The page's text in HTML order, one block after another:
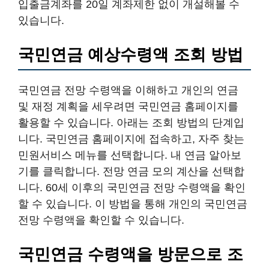
입출금계좌를 20일 계좌제한 없이 개설해볼 수
있습니다.
국민연금 예상수령액 조회 방법
국민연금 전망 수령액을 이해하고 개인의 연금
및 재정 계획을 세우려면 국민연금 홈페이지를
활용할 수 있습니다. 아래는 조회 방법의 단계입
니다. 국민연금 홈페이지에 접속하고, 자주 찾는
민원서비스 메뉴를 선택합니다. 내 연금 알아보
기를 클릭합니다. 전망 연금 모의 계산을 선택합
니다. 60세 이후의 국민연금 전망 수령액을 확인
할 수 있습니다. 이 방법을 통해 개인의 국민연금
전망 수령액을 확인할 수 있습니다.
국민연금 수령액을 방문으로 조